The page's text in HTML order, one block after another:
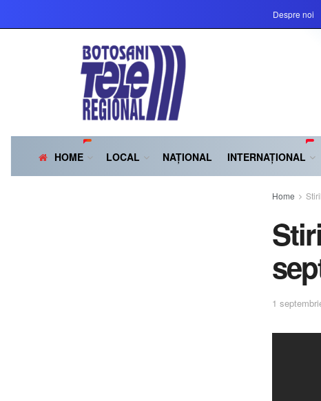
Despre noi
HOME LOCAL NAȚIONAL INTERNAȚIONAL
Home
1